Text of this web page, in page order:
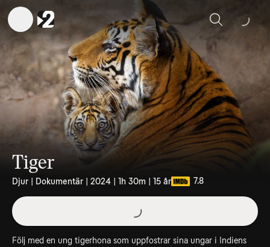
Sök
Tiger
Djur | Dokumentär | 2024 | 1h 30m | 15 år 7.8
Följ med en ung tigerhona som uppfostrar sina ungar i Indiens